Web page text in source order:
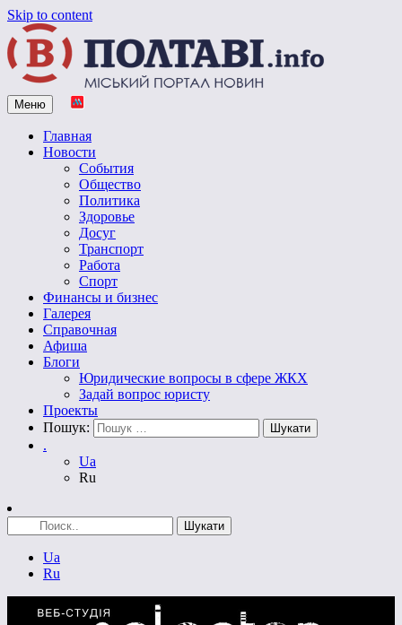
Skip to content
Vpoltave.info
Полтавский портал новостей
Меню
Главная
Новости
События
Общество
Политика
Здоровье
Досуг
Транспорт
Работа
Спорт
Финансы и бизнес
Галерея
Справочная
Афиша
Блоги
Юридические вопросы в сфере ЖКХ
Задай вопрос юристу
Проекты
Пошук:
.
Ua
Ru
Ua
Ru